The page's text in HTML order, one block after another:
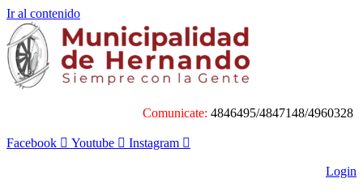
Ir al contenido
Comunicate: 4846495/4847148/4960328
Facebook Youtube Instagram
Login